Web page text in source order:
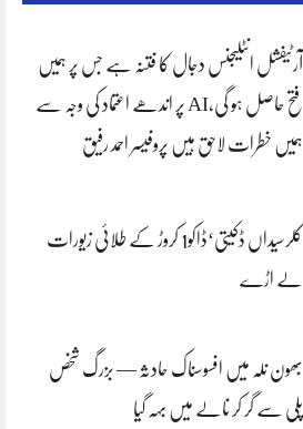
آرٹیفشل انٹلیجنس دجال کا فتنہ ہے جس پر ہمیں
فتح حاصل ہو گی،AI پر اندھے اعتماد کی وجہ سے
ہمیں خطرات لاحق ہیں پروفیسر احمد رفیق
کلرسیداں ڈکیتی‘ڈاکو1 کروڑ کے طلائی زیورات
لے اڑے
بھون نلہ میں افسوسناک حادثہ — بزرگ شخص
پلی سے گر کر نالے میں بہہ گیا